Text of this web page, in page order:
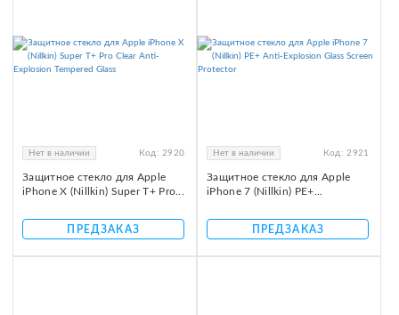
Нет в наличии Код: 2920
Защитное стекло для Apple
iPhone X (Nillkin) Super T+ Pro...
ПРЕДЗАКАЗ
Нет в наличии Код: 2921
Защитное стекло для Apple
iPhone 7 (Nillkin) PE+...
ПРЕДЗАКАЗ